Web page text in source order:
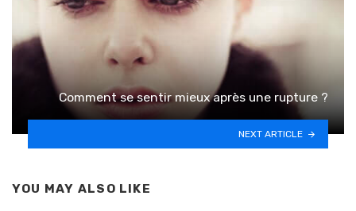
Comment se sentir mieux après une rupture ?
NEXT ARTICLE
YOU MAY ALSO LIKE